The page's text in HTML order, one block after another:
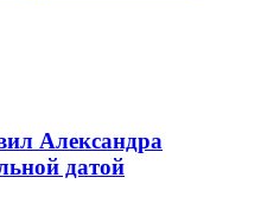
Александра
датой